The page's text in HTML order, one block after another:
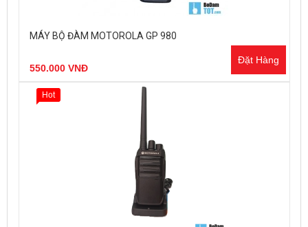
MÁY BỘ ĐÀM MOTOROLA GP 980
550.000 VNĐ
Đặt Hàng
Hot